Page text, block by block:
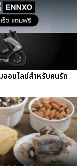
อนไลน์สำหรับคนรัก